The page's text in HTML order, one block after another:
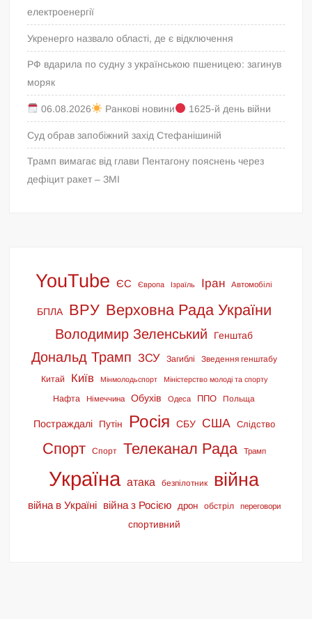
електроенергії
Укренерго назвало області, де є відключення
РФ вдарила по судну з українською пшеницею: загинув
моряк
06.08.2026 Ранкові новини 1625-й день війни
Суд обрав запобіжний захід Стефанішиній
Трамп вимагає від глави Пентагону пояснень через
дефіцит ракет – ЗМІ
YouTube ЄС Європа Ізраїль Іран Автомобілі
БПЛА ВРУ Верховна Рада України
Володимир Зеленський Генштаб
Дональд Трамп ЗСУ Загиблі Зведення генштабу
Китай Київ Мінмолодьспорт Міністерство молоді та спорту
Нафта Німеччина Обухів Одеса ППО Польща
Постраждалі Путін Росія СБУ США Слідство
Спорт Спорт Телеканал Рада Трамп
Україна атака безпілотник війна
війна в Україні війна з Росією дрон обстріл переговори
спортивний